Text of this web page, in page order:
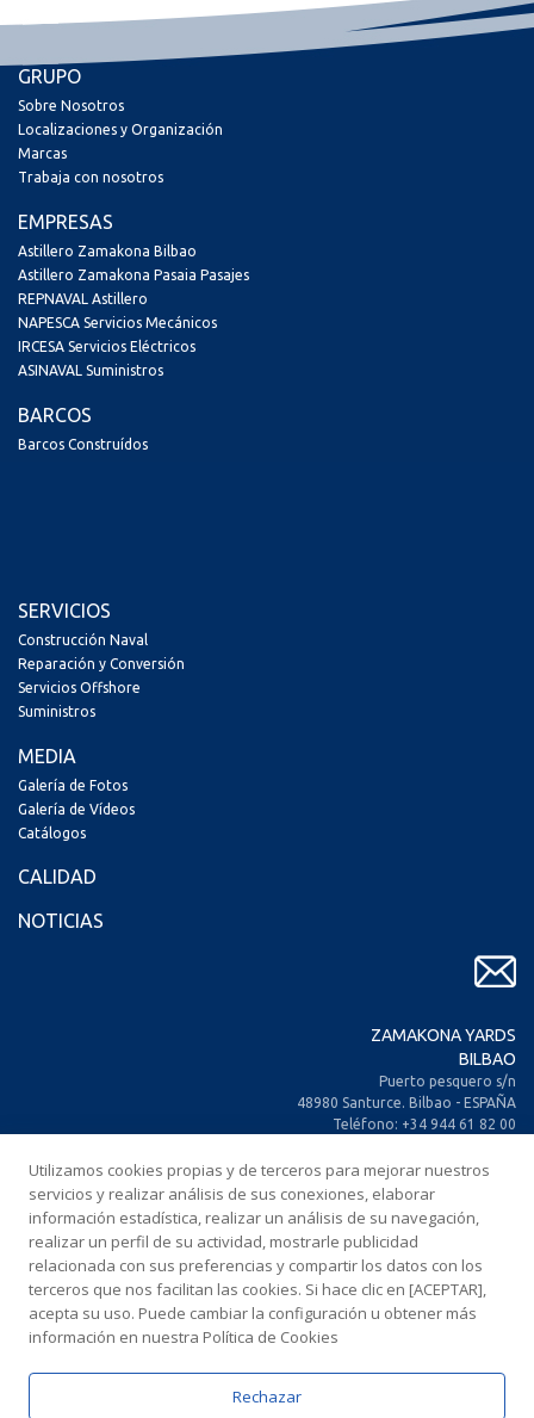
GRUPO
Sobre Nosotros
Localizaciones y Organización
Marcas
Trabaja con nosotros
EMPRESAS
Astillero Zamakona Bilbao
Astillero Zamakona Pasaia Pasajes
REPNAVAL Astillero
NAPESCA Servicios Mecánicos
IRCESA Servicios Eléctricos
ASINAVAL Suministros
BARCOS
Barcos Construídos
SERVICIOS
Construcción Naval
Reparación y Conversión
Servicios Offshore
Suministros
MEDIA
Galería de Fotos
Galería de Vídeos
Catálogos
CALIDAD
NOTICIAS
ZAMAKONA YARDS
BILBAO
Puerto pesquero s/n
48980 Santurce. Bilbao - ESPAÑA
Teléfono: +34 944 61 82 00
Fax: +34 944 61 25 80
E-mail: zamakona@zamakona.com
ZAMAKONA YARDS
ISLAS CANARIAS
CIA. Trasatlántica Española, s/n.
Dársena Exterior. Puerto de Las Palmas.
35008 Las Palmas de Gran Canaria
Utilizamos cookies propias y de terceros para mejorar nuestros
servicios y realizar análisis de sus conexiones, elaborar
información estadística, realizar un análisis de su navegación,
realizar un perfil de su actividad, mostrarle publicidad
relacionada con sus preferencias y compartir los datos con los
terceros que nos facilitan las cookies. Si hace clic en [ACEPTAR],
acepta su uso. Puede cambiar la configuración u obtener más
información en nuestra Política de Cookies
Rechazar